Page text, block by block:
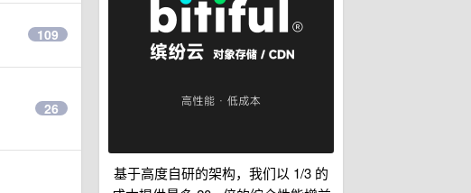
基于高度自研的架构，我们以 1/3 的
109
26